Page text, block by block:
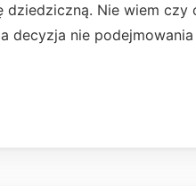
dziedziczną. Nie wiem czy
decyzja nie podejmowania